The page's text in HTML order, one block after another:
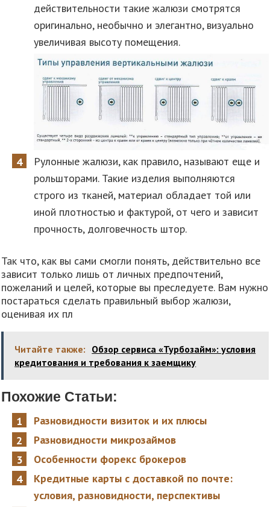
действительности такие жалюзи смотрятся
оригинально, необычно и элегантно, визуально
увеличивая высоту помещения.
Рулонные жалюзи, как правило, называют еще и
рольшторами. Такие изделия выполняются
строго из тканей, материал обладает той или
иной плотностью и фактурой, от чего и зависит
прочность, долговечность штор.
Так что, как вы сами смогли понять, действительно все
зависит только лишь от личных предпочтений,
пожеланий и целей, которые вы преследуете. Вам нужно
постараться сделать правильный выбор жалюзи,
оценивая их пл
Читайте также: Обзор сервиса «Турбозайм»: условия
кредитования и требования к заемщику
Похожие Статьи:
Разновидности визиток и их плюсы
Разновидности микрозаймов
Особенности форекс брокеров
Кредитные карты с доставкой по почте:
условия, разновидности, перспективы